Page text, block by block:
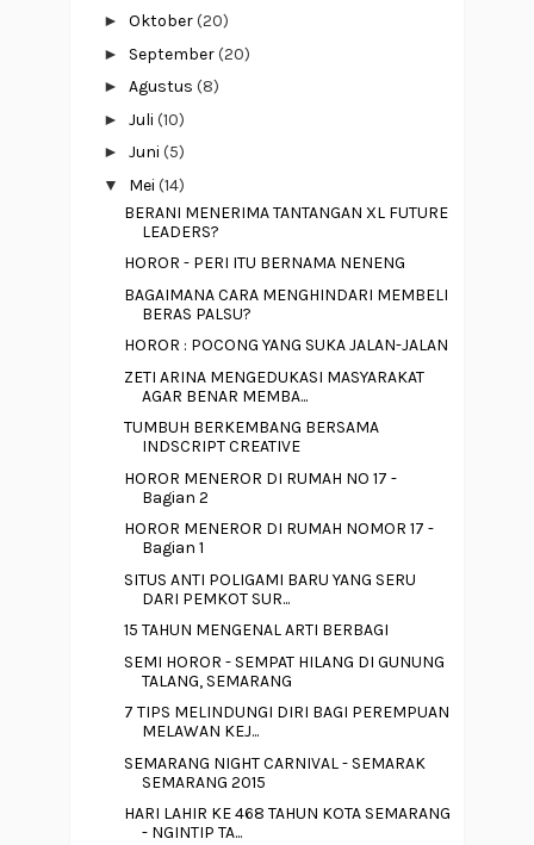
► Oktober(20)
► September(20)
► Agustus (8)
► Juli (10)
► Juni (5)
▼ Mei (14)
BERANI MENERIMA TANTANGAN XL FUTURE
LEADERS?
HOROR - PERI ITU BERNAMA NENENG
BAGAIMANA CARA MENGHINDARI MEMBELI
BERAS PALSU?
HOROR : POCONG YANG SUKA JALAN-JALAN
ZETI ARINA MENGEDUKASI MASYARAKAT
AGAR BENAR MEMBA...
TUMBUH BERKEMBANG BERSAMA
INDSCRIPT CREATIVE
HOROR MENEROR DI RUMAH NO 17 -
Bagian 2
HOROR MENEROR DI RUMAH NOMOR 17 -
Bagian 1
SITUS ANTI POLIGAMI BARU YANG SERU
DARI PEMKOT SUR...
15 TAHUN MENGENAL ARTI BERBAGI
SEMI HOROR - SEMPAT HILANG DI GUNUNG
TALANG, SEMARANG
7 TIPS MELINDUNGI DIRI BAGI PEREMPUAN
MELAWAN KEJ...
SEMARANG NIGHT CARNIVAL - SEMARAK
SEMARANG 2015
HARI LAHIR KE 468 TAHUN KOTA SEMARANG
- NGINTIP TA...